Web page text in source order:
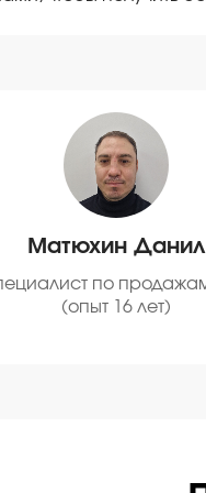
Матюхин Данил
по
(опыт 16 лет)